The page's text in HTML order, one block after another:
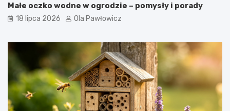
Małe oczko wodne w ogrodzie – pomysły i porady
18 lipca 2026 Ola Pawłowicz